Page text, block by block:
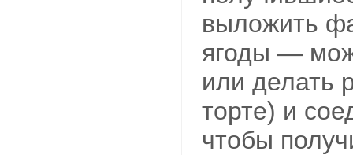
выложить
ягоды —
или делать
торте) и
чтобы